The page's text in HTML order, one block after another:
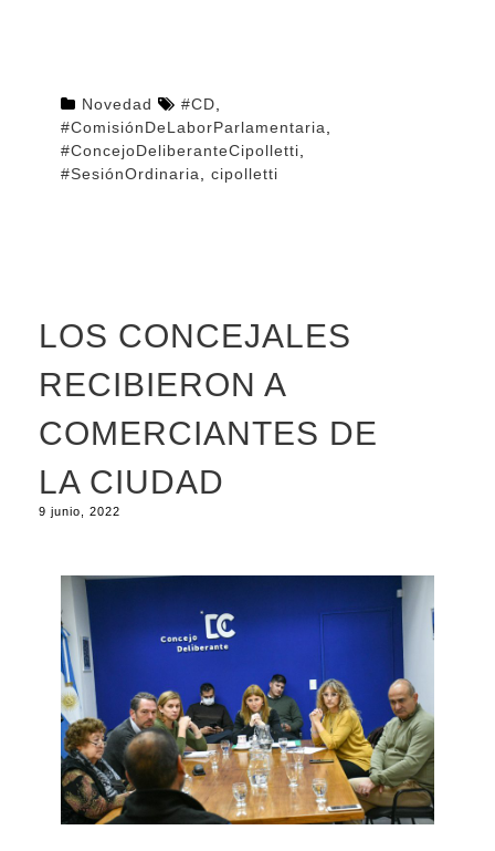
Novedad #CD
#ComisiónDeLaborParlamentaria
#ConcejoDeliberanteCipolletti
#SesiónOrdinaria
cipolletti
LOS CONCEJALES
RECIBIERON A
COMERCIANTES DE
LA CIUDAD
9 junio, 2022